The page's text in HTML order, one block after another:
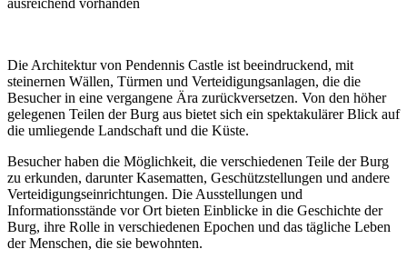
ausreichend vorhanden
Die Architektur von Pendennis Castle ist beeindruckend, mit
steinernen Wällen, Türmen und Verteidigungsanlagen, die die
Besucher in eine vergangene Ära zurückversetzen. Von den höher
gelegenen Teilen der Burg aus bietet sich ein spektakulärer Blick auf
die umliegende Landschaft und die Küste.
Besucher haben die Möglichkeit, die verschiedenen Teile der Burg
zu erkunden, darunter Kasematten, Geschützstellungen und andere
Verteidigungseinrichtungen. Die Ausstellungen und
Informationsstände vor Ort bieten Einblicke in die Geschichte der
Burg, ihre Rolle in verschiedenen Epochen und das tägliche Leben
der Menschen, die sie bewohnten.